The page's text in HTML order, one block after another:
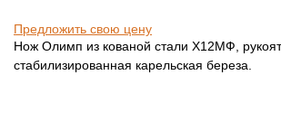
Предложить свою цену
Нож Олимп из кованой стали Х12МФ,
стабилизированная карельская береза.